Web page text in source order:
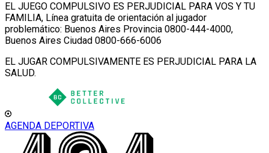
EL JUEGO COMPULSIVO ES PERJUDICIAL PARA VOS Y TU
FAMILIA, Línea gratuita de orientación al jugador
problemático: Buenos Aires Provincia 0800-444-4000,
Buenos Aires Ciudad 0800-666-6006
EL JUGAR COMPULSIVAMENTE ES PERJUDICIAL PARA LA
SALUD.
AGENDA DEPORTIVA